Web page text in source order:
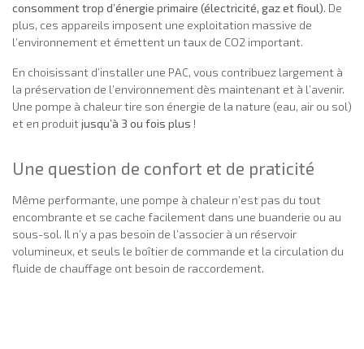
consomment trop d’énergie primaire (électricité, gaz et fioul). De
plus, ces appareils imposent une exploitation massive de
l’environnement et émettent un taux de CO2 important.
En choisissant d’installer une PAC, vous contribuez largement à
la préservation de l’environnement dès maintenant et à l’avenir.
Une pompe à chaleur tire son énergie de la nature (eau, air ou sol)
et en produitjusqu’à 3 ou fois plus !
Une question de confort et de praticité
Même performante, une pompe à chaleur n’est pas du tout
encombrante et se cache facilement dans une buanderie ou au
sous-sol. Il n’y a pas besoin de l’associer à un réservoir
volumineux, et seuls le boîtier de commande et la circulation du
fluide de chauffage ont besoin de raccordement.